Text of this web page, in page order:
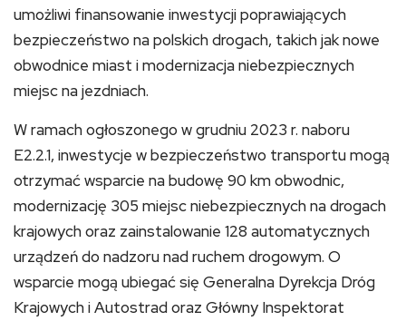
umożliwi finansowanie inwestycji poprawiających
bezpieczeństwo na polskich drogach, takich jak nowe
obwodnice miast i modernizacja niebezpiecznych
miejsc na jezdniach.
W ramach ogłoszonego w grudniu 2023 r. naboru
E2.2.1, inwestycje w bezpieczeństwo transportu mogą
otrzymać wsparcie na budowę 90 km obwodnic,
modernizację 305 miejsc niebezpiecznych na drogach
krajowych oraz zainstalowanie 128 automatycznych
urządzeń do nadzoru nad ruchem drogowym. O
wsparcie mogą ubiegać się Generalna Dyrekcja Dróg
Krajowych i Autostrad oraz Główny Inspektorat